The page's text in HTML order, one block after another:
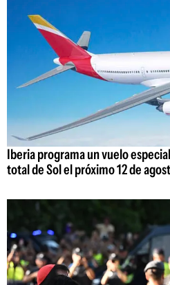
Iberia programa un vuelo
total de Sol el próximo 12 de